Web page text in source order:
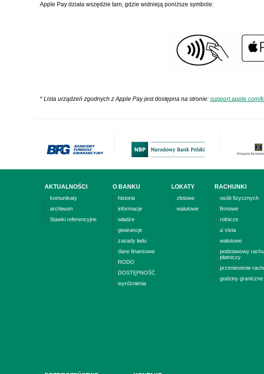
Apple Pay działa wszędzie tam, gdzie widnieją poniższe symbole:
* Lista urządzeń zgodnych z Apple Pay jest dostępna na stronie: support.apple.com/
AKTUALNOŚCI
komunikaty
archiwum
Stawki referencyjne
O BANKU
historia
informacje
władze
gwarancje
zasady ładu
dane finansowe
RODO
DOSTĘPNOŚĆ
wyróżnienia
LOKATY
złotowe
walutowe
RACHUNKI
osób fizycznych
firmowe
rolnicze
a`vista
walutowe
podstawowy
płatniczy
przeniesienie
godziny graniczne